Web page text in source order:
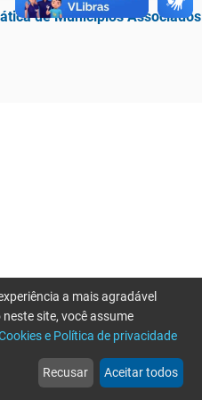
de Municípios Associados
web
Notícias
more_horiz
Mais
a mais agradável
site, você assume
e Política de privacidade
Recusar Aceitar todos
tente novamente